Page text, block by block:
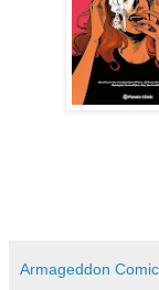
Armageddon Comic